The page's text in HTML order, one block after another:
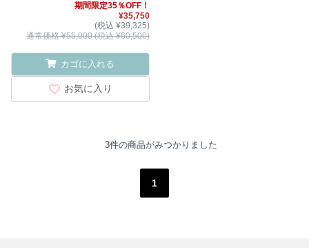
期間限定35％OFF！
¥35,750
(税込 ¥39,325)
通常価格 ¥55,000 (税込 ¥60,500)
カゴに入れる
お気に入り
3件の商品がみつかりました
1